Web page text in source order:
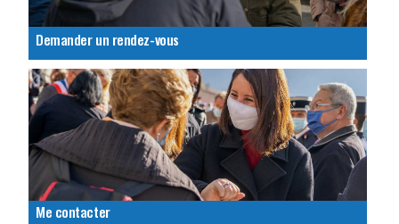
Demander un rendez-vous
Me contacter